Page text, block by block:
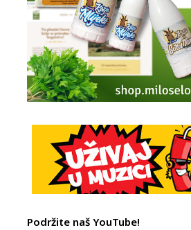
Podržite naš YouTube!